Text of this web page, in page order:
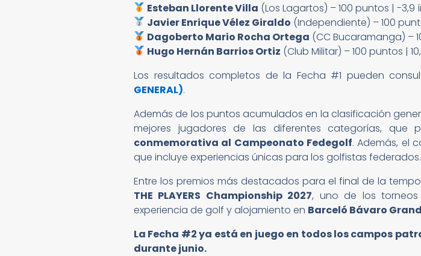
Esteban Llorente Villa (Los Lagartos) – 100 puntos | -3,9
Javier Enrique Vélez Giraldo (Independiente) – 100
Dagoberto Mario Rocha Ortega (CC Bucaramanga) –
Hugo Hernán Barrios Ortiz (Club Militar) – 100 puntos |
Los resultados completos de la Fecha #1 pueden
GENERAL).
Además de los puntos acumulados en la clasificación
mejores jugadores de las diferentes categorías, que
conmemorativa al Campeonato Fedegolf. Además, el
que incluye experiencias únicas para los golfistas federados.
Entre los premios más destacados para el final de la
THE PLAYERS Championship 2027, uno de los
experiencia de golf y alojamiento en Barceló Bávaro
La Fecha #2 ya está en juego en todos los campos
durante junio.